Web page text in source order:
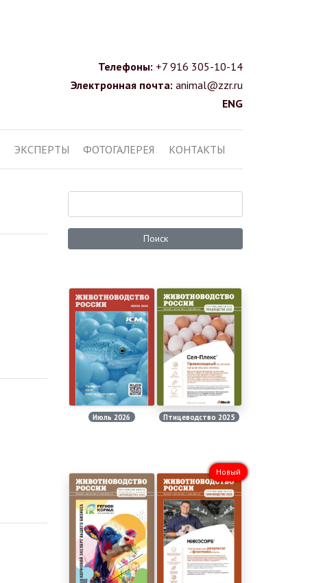
Телефоны: +7 916 305-10-14
Электронная почта: animal@zzr.ru
ENG
ЭКСПЕРТЫ ФОТОГАЛЕРЕЯ КОНТАКТЫ
Поиск
Июль 2026 Птицеводство 2025
Новый